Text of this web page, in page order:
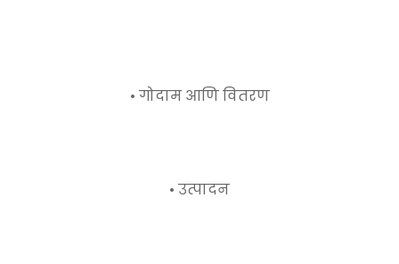
• गोदाम आणि वितरण
• उत्पादन